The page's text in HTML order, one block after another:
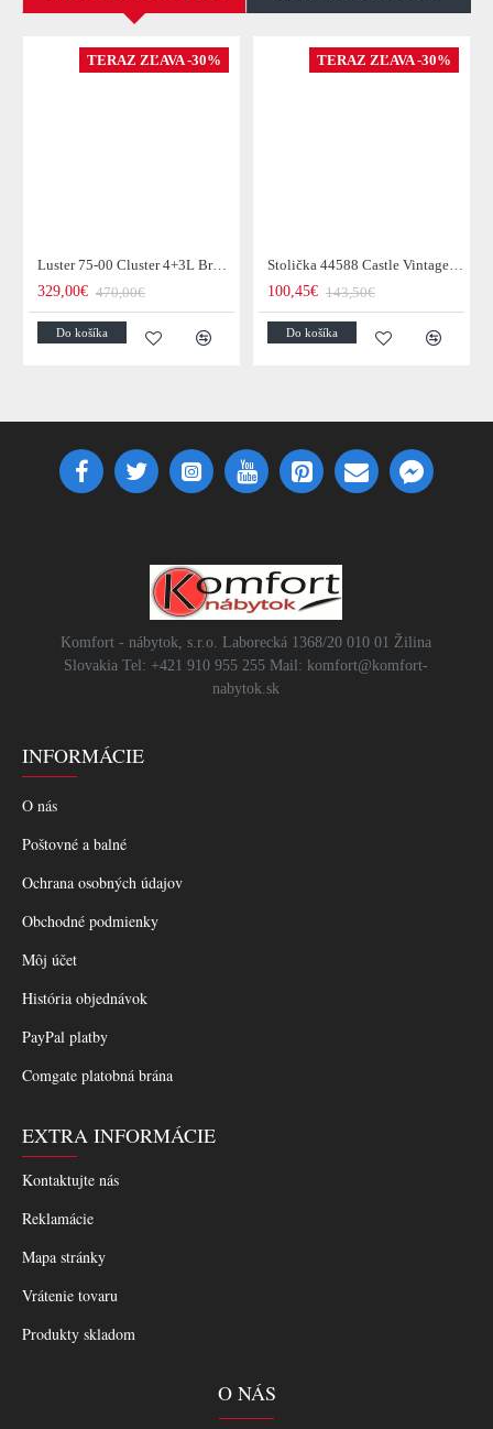
TERAZ ZĽAVA -30%
Luster 75-00 Cluster 4+3L Brown + Jantar Glass
329,00€ 470,00€
Do košíka
TERAZ ZĽAVA -30%
Stolička 44588 Castle Vintage Black
100,45€ 143,50€
Do košíka
Komfort - nábytok, s.r.o. Laborecká 1368/20 010 01 Žilina
Slovakia Tel: +421 910 955 255 Mail: komfort@komfort-
nabytok.sk
INFORMÁCIE
O nás
Poštovné a balné
Ochrana osobných údajov
Obchodné podmienky
Môj účet
História objednávok
PayPal platby
Comgate platobná brána
EXTRA INFORMÁCIE
Kontaktujte nás
Reklamácie
Mapa stránky
Vrátenie tovaru
Produkty skladom
O NÁS